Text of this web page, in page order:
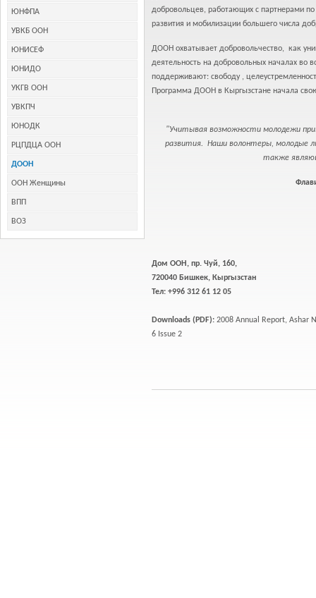
ЮНФПА
УВКБ ООН
ЮНИСЕФ
ЮНИДО
УКГВ ООН
УВКПЧ
ЮНОДК
РЦПДЦА ООН
ДООН
ООН Женщины
ВПП
ВОЗ
добровольцев, работающих с партнерами
развития и мобилизации большего числа
ДООН охватывает добровольчество, как
деятельность на добровольных началах во
поддерживают: свободу ,
Программа ДООН в Кыргызстане начала
"Учитывая возможности молодежи
развития. Наши волонтеры, молодые
также
Дом ООН, пр. Чуй, 160,
720040 Бишкек, Кыргызстан
Тел: +996 312 61 12 05
Downloads (PDF): 2008 Annual Report, Ashar
6 Issue 2